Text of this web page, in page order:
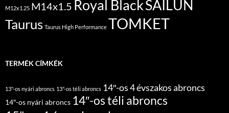
M12x1.25 M14x1.5 Royal BlackSAILUN
Taurus Taurus High Performance TOMKET
TERMÉK CÍMKÉK
13"-os nyári abroncs 13"-os téli abroncs 14″-os 4 évszakos abroncs
14″-os nyári abroncs 14″-os téli abroncs